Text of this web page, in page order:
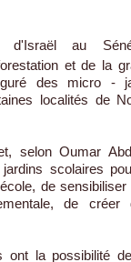
d'Israël au
et de la
des micro -
localités de
selon Oumar
scolaires
de
de
ont la possibilité